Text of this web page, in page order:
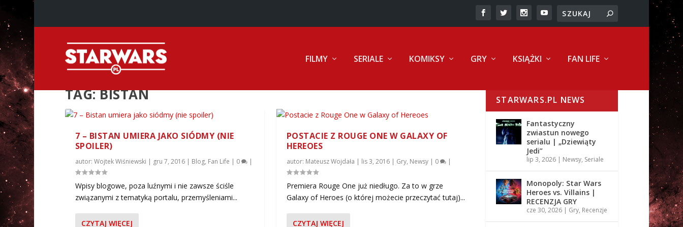
FILMY SERIALE KOMIKSY GRY KSIĄŻKI FAN LIFE
TAG:BISTAN
7 – BISTAN UMIERA JAKO SIÓDMY (NIE
SPOILER)
autor: Wojtek Wiśniewski | gru 7, 2016| Blog, Fan Life | 0 |
Wpisy blogowe, poza luźnymi i nie zawsze ściśle
związanymi z tematyką portalu, przemyśleniami...
CZYTAJ WIĘCEJ
POSTACIE Z ROUGE ONE W GALAXY OF
HEREOES
autor: Mateusz Wojdała | lis 3, 2016| Gry, Newsy| 0 |
Premiera Rouge One już niedługo. Za to w grze
Galaxy of Heroes (o której możecie przeczytać tutaj)...
CZYTAJ WIĘCEJ
STARWARS.PL NEWS
Fantastyczny
zwiastun nowego
serialu | „Dziewiąty
Jedi”
lip 3, 2026 | Newsy, Seriale
Monopoly: Star Wars
Heroes vs. Villains |
RECENZJA GRY
cze 30, 2026 | Gry, Recenzje